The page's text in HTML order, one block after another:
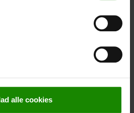
alle cookies
52-129cm. Cm. Ø30 – Der kan ikke
- +
)